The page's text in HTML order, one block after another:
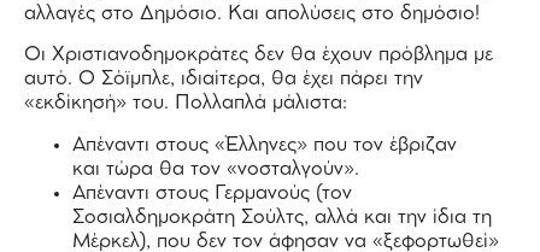
αλλαγές στο Δημόσιο. Και απολύσεις στο δημόσιο!
Οι Χριστιανοδημοκράτες δεν θα έχουν πρόβλημα με
αυτό. Ο Σόϊμπλε, ιδιαίτερα, θα έχει πάρει την
«εκδίκησή» του. Πολλαπλά μάλιστα:
Απέναντι στους «Έλληνες» που τον έβριζαν
και τώρα θα τον «νοσταλγούν».
Απέναντι στους Γερμανούς (τον
Σοσιαλδημοκράτη Σούλτς, αλλά και την ίδια τη
Μέρκελ), που δεν τον άφησαν να «ξεφορτωθεί»